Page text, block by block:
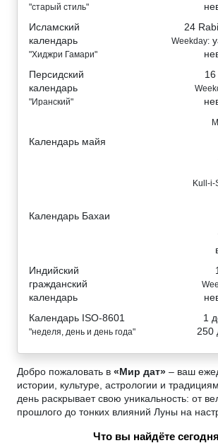
"старый стиль"
Исламский
календарь
"Хиджри Гамари"
24
Weekday:
Персидский
календарь
"Иранский"
Календарь майя
Календарь Бахаи
Kull-i-
Индийский
гражданский
календарь
Календарь ISO-8601
"неделя, день и день года"
1
250
Добро пожаловать в «Мир дат» – ваш
истории, культуре, астрологии и
день раскрывает свою уникальность: от
прошлого до тонких влияний Луны на
Что вы найдёте